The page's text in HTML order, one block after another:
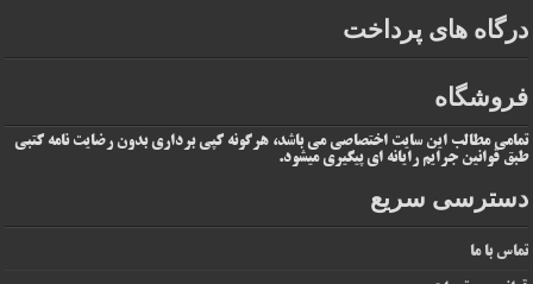
درگاه های پرداخت
فروشگاه
تمامی مطالب این سایت اختصاصی می باشد، هرگونه کپی برداری بدون رضایت نامه کتبی
طبق قوانین جرایم رایانه ای پیگیری میشود.
دسترسی سریع
تماس با ما